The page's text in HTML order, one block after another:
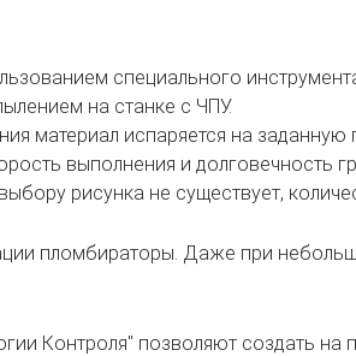
специального
на станке с ЧПУ.
материал испаряется на заданную
выполнения и долговечность
рисунка не существует,
пломбираторы. Даже при
Контроля" позволяют создать